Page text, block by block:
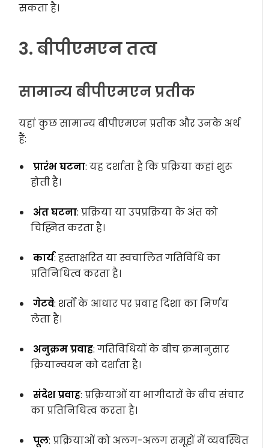
सकता है।
3. बीपीएमएन तत्व
सामान्य बीपीएमएन प्रतीक
यहां कुछ सामान्य बीपीएमएन प्रतीक और उनके अर्थ
हैं:
प्रारंभ घटना: यह दर्शाता है कि प्रक्रिया कहां शुरू
होती है।
अंत घटना: प्रक्रिया या उपप्रक्रिया के अंत को
चिह्नित करता है।
कार्य: हस्ताक्षरित या स्वचालित गतिविधि का
प्रतिनिधित्व करता है।
गेटवे: शर्तों के आधार पर प्रवाह दिशा का निर्णय
लेता है।
अनुक्रम प्रवाह: गतिविधियों के बीच क्रमानुसार
क्रियान्वयन को दर्शाता है।
संदेश प्रवाह: प्रक्रियाओं या भागीदारों के बीच संचार
का प्रतिनिधित्व करता है।
पूल: प्रक्रियाओं को अलग-अलग समूहों में व्यवस्थित